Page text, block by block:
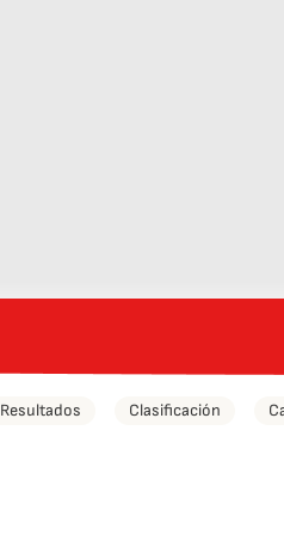
Resultados Clasificación